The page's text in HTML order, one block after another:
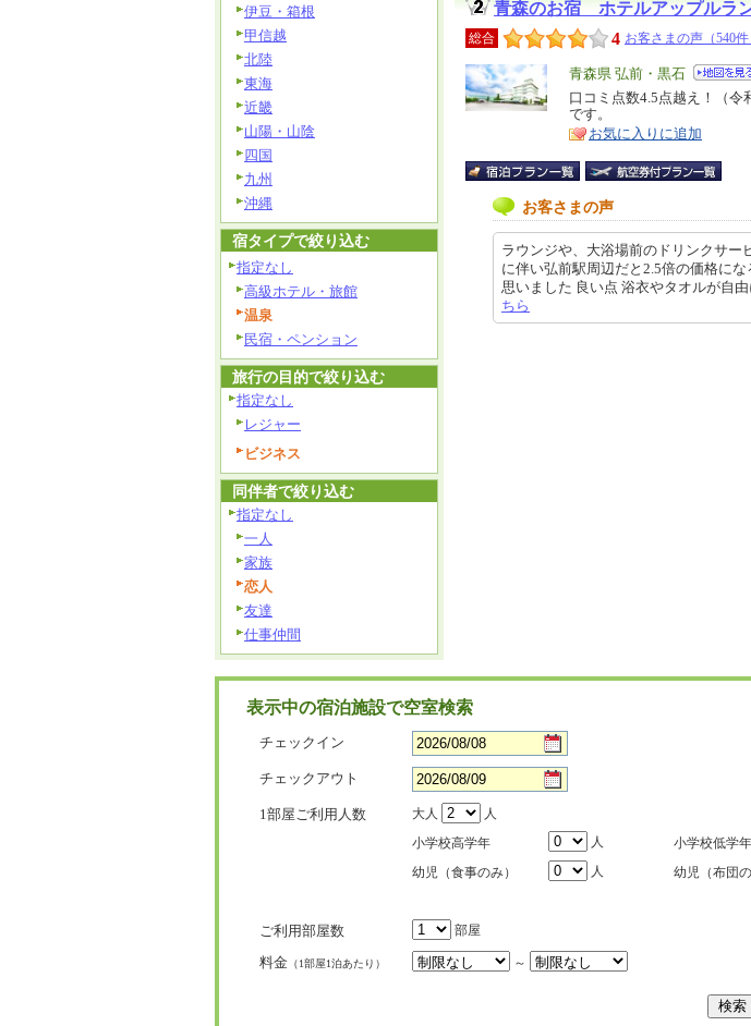
青森のお宿 ホテルアップルラ
総合 4 お客さまの声（540件
エ
リ
ア
青森県 弘前・黒石
特
徴
口コミ点数4.5点越え！（
です。
お気に入りに追加
お客さまの声
ラウンジや、大浴場前のドリンクサー
に伴い弘前駅周辺だと2.5倍の価格に
思いました 良い点 浴衣やタオルが自
ちら
伊豆・箱根
甲信越
北陸
東海
近畿
山陽・山陰
四国
九州
沖縄
宿タイプで絞り込む
指定なし
高級ホテル・旅館
温泉
民宿・ペンション
旅行の目的で絞り込む
指定なし
レジャー
ビジネス
同伴者で絞り込む
指定なし
一人
家族
恋人
友達
仕事仲間
表示中の宿泊施設で空室検索
チェックイン
チェックアウト
1部屋ご利用人数 大人
人
小学校高学年
人 小学校低学年
幼児（食事のみ）
人 幼児（布団の
ご利用部屋数 部屋
料金 （1部屋1泊あたり） ～